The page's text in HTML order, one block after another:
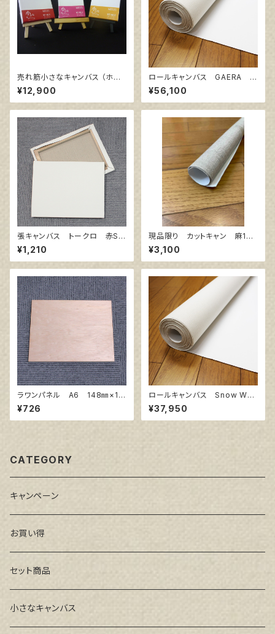
売れ筋小さなキャンバス （ホワ
イト塗りキャンバス張り）各10枚
３点セット
¥12,900
ロールキャンバス GAERA F
145㎝巾×10m巻
¥56,100
張キャンバス トークロ 赤SP
SM 227㎜×158㎜
¥1,210
現品限り カットキャン 麻10
0％ F15 (3枚組)
¥3,100
ラワンパネル A6 148㎜×10
5㎜
¥726
ロールキャンバス Snow Whit
e SPC 206㎝巾×5m巻
¥37,950
CATEGORY
キャンペーン
お買い得
セット商品
小さなキャンバス